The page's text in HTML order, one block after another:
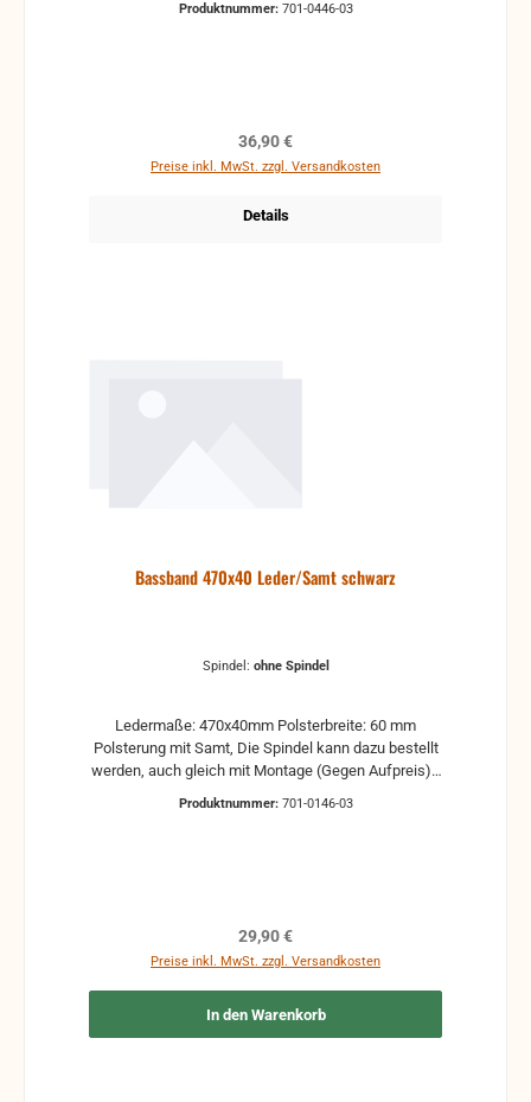
Produktnummer: 701-0446-03
Regulärer Preis:
36,90 €
Preise inkl. MwSt. zzgl. Versandkosten
Details
Bassband 470x40 Leder/Samt schwarz
Spindel: ohne Spindel
Polsterung mit Samt, Die Spindel kann dazu bestellt
werden, auch gleich mit Montage (Gegen Aufpreis) -
bitte Anfragen Riemen und Polster - Farbe: schwarz
Produktnummer: 701-0146-03
Regulärer Preis:
29,90 €
Preise inkl. MwSt. zzgl. Versandkosten
In den Warenkorb